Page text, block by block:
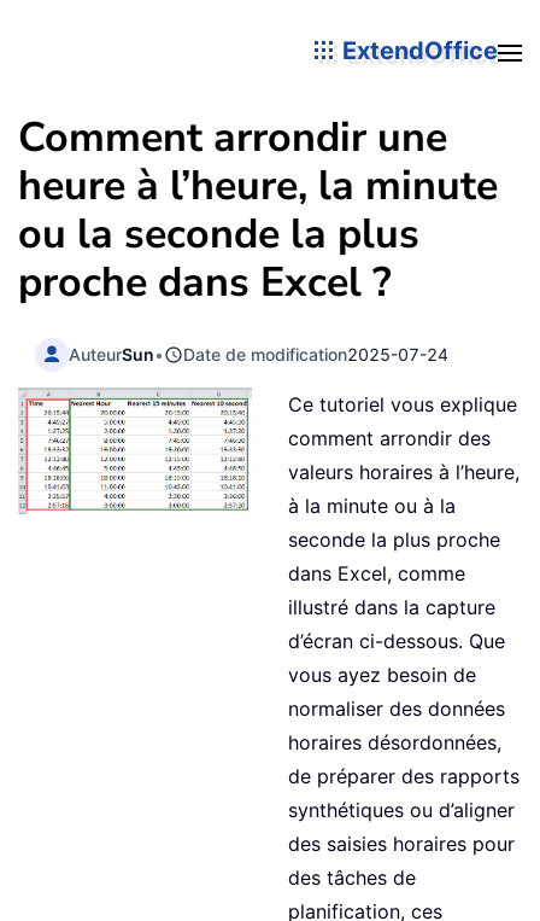
ExtendOffice
Comment arrondir une
heure à l’heure, la minute
ou la seconde la plus
proche dans Excel ?
AuteurSun• Date de modification2025-07-24
Ce tutoriel vous explique
comment arrondir des
valeurs horaires à l’heure,
à la minute ou à la
seconde la plus proche
dans Excel, comme
illustré dans la capture
d’écran ci-dessous. Que
vous ayez besoin de
normaliser des données
horaires désordonnées,
de préparer des rapports
synthétiques ou d’aligner
des saisies horaires pour
des tâches de
planification, ces